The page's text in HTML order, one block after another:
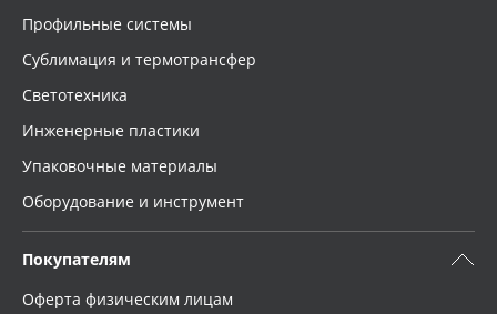
Профильные системы
Сублимация и термотрансфер
Светотехника
Инженерные пластики
Упаковочные материалы
Оборудование и инструмент
Покупателям
Оферта физическим лицам